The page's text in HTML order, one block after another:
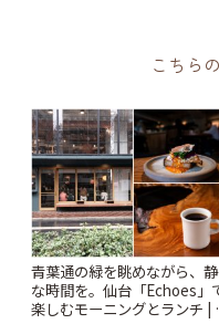
こちら
青葉通の緑を眺めながら、
な時間を。仙台「Echoes」
楽しむモーニングとランチ |